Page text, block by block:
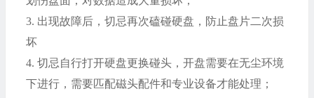
3. 出现故障后，切忌再次磕碰硬盘，防止盘片二次损
坏
4. 切忌自行打开硬盘更换碰头，开盘需要在无尘环境
下进行，需要匹配磁头配件和专业设备才能处理；